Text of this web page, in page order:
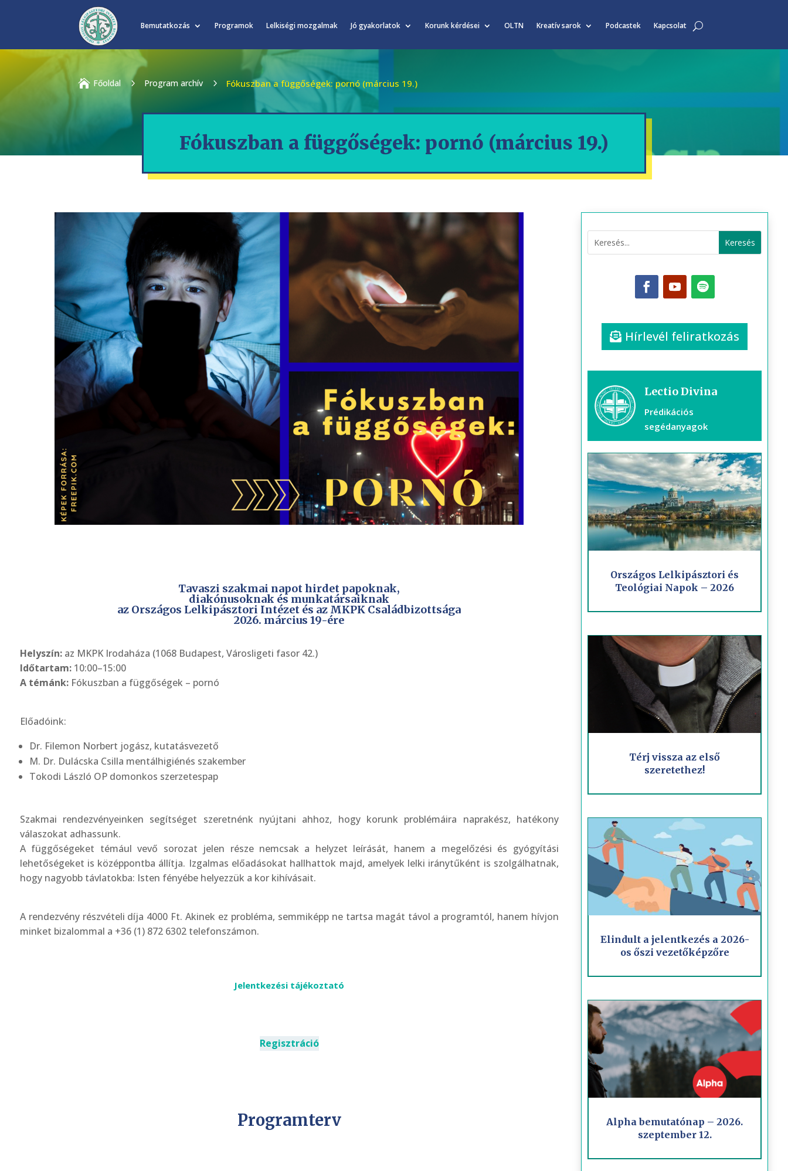
Bemutatkozás Programok Lelkiségi mozgalmak Jó gyakorlatok Korunk kérdései OLTN Kreatív sarok Podcastek Kapcsolat
 Főoldal 5 Program archív 5 Fókuszban a függőségek: pornó (március 19.)
Fókuszban a függőségek: pornó (március 19.)
Tavaszi szakmai napot hirdet papoknak,
diakónusoknak és munkatársaiknak
az Országos Lelkipásztori Intézet és az MKPK Családbizottsága
2026. március 19-ére
Helyszín:az MKPK Irodaháza (1068 Budapest, Városligeti fasor 42.)
Időtartam:10:00–15:00
A témánk:Fókuszban a függőségek – pornó
Előadóink:
Dr. Filemon Norbert jogász, kutatásvezető
M. Dr. Dulácska Csilla mentálhigiénés szakember
Tokodi László OP domonkos szerzetespap
Szakmai rendezvényeinken segítséget szeretnénk nyújtani ahhoz, hogy korunk problémáira naprakész, hatékony
válaszokat adhassunk.
A függőségeket témául vevő sorozat jelen része nemcsak a helyzet leírását, hanem a megelőzési és gyógyítási
lehetőségeket is középpontba állítja. Izgalmas előadásokat hallhattok majd, amelyek lelki iránytűként is szolgálhatnak,
hogy nagyobb távlatokba: Isten fényébe helyezzük a kor kihívásait.
A rendezvény részvételi díja 4000 Ft. Akinek ez probléma, semmiképp ne tartsa magát távol a programtól, hanem hívjon
minket bizalommal a +36 (1) 872 6302 telefonszámon.
Jelentkezési tájékoztató
Regisztráció
Programterv
Hírlevél feliratkozás
Lectio Divina
Prédikációs
segédanyagok
Országos Lelkipásztori és
Teológiai Napok – 2026
Térj vissza az első
szeretethez!
Elindult a jelentkezés a 2026-
os őszi vezetőképzőre
Alpha bemutatónap – 2026.
szeptember 12.